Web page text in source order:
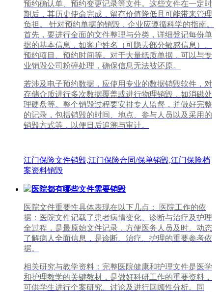
预约确认单、预约变更记录等文件。这些文件在一定时
期后，其历史使命完成，留存价值降低且可能带来管理
负担。 针对预约单据的销毁，企业应遵循科学的指南。
首先，要进行全面的文件整理与分类，详细登记每份单
据的基本信息，如客户姓名（可隐去部分敏感信息）、
预约项目、预约时间等。对于大量纸质单据，可以与专
业销毁公司粉碎处理，确保信息无法被还原。
若涉及电子预约数据，应使用专业的数据销毁软件，对
存储介质进行多次数据覆盖或进行物理销毁，如消磁处
理硬盘等。整个销毁过程要安排专人监督，并做好完整
的记录，包括销毁的时间、地点、参与人员以及采用的
销毁方式等，以便日后追溯与审计。
江门保险文件销毁,江门保险合同/保单销毁,江门保险档
案资料销毁
医院都有哪些文件需要销毁
医院文件重要性具体表现在以下几点： 医院工作的依
据：医院文件记载了患者病情变化、诊断与治疗及护理
全过程，是最原始文件记录，方便医务人员及时、动态
了解病人全面信息，是诊断、治疗、护理的重要参考依
据。
相关研究与教学资料：完整医院健康和护理文件是医学
和护理教学的关键教材，是做好科研工作的重要资料，
可供学生进行个案研究、讨论及进行回顾性分析。同